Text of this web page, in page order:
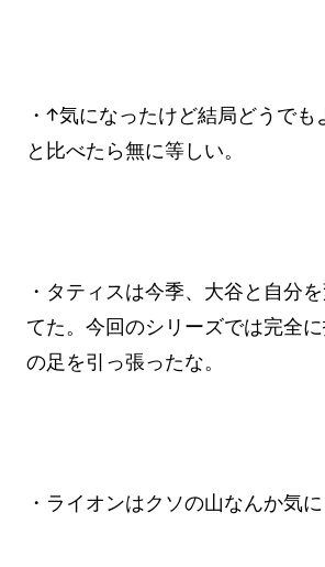
・↑気になったけど結局どうで
と比べたら無に等しい。
・タティスは今季、大谷と自分
てた。今回のシリーズでは完全
の足を引っ張ったな。
・ライオンはクソの山なんか気に